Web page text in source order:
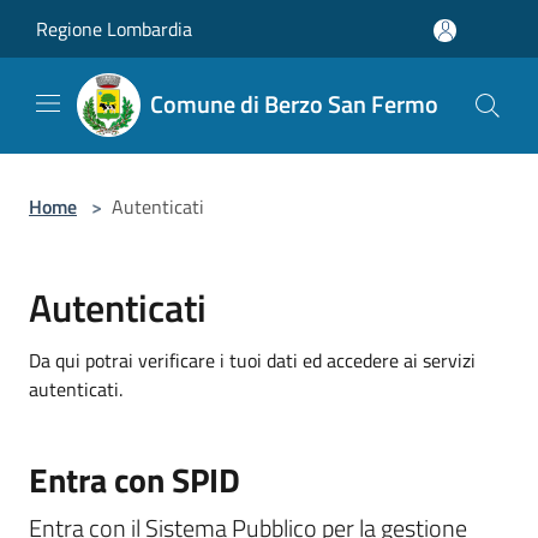
Regione Lombardia
Comune di Berzo San Fermo
Home > Autenticati
Autenticati
Da qui potrai verificare i tuoi dati ed accedere ai servizi
autenticati.
Entra con SPID
Entra con il Sistema Pubblico per la gestione